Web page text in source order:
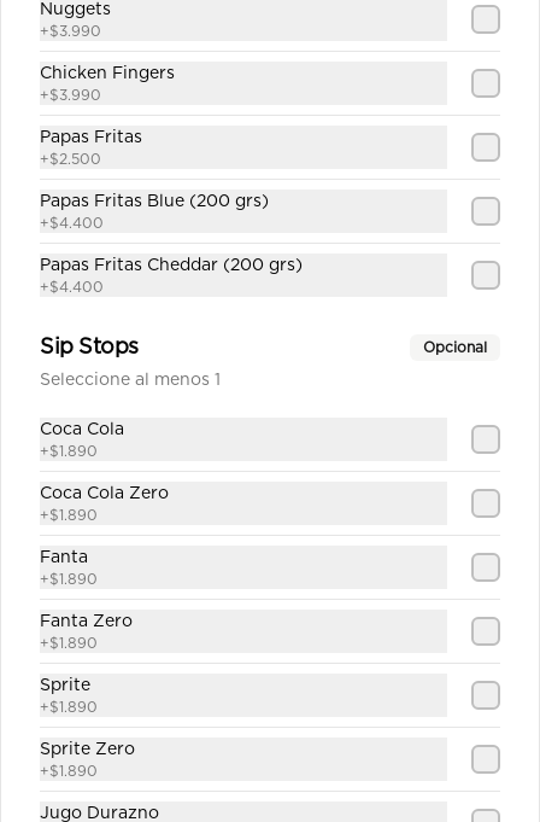
Sprite
Nuggets
+$3.990
Chicken Fingers
+$3.990
Papas Fritas
+$2.500
Papas Fritas Blue (200 grs)
+$4.400
Papas Fritas Cheddar (200 grs)
+$4.400
Sip Stops Opcional
Seleccione al menos 1
Coca Cola
+$1.890
Coca Cola Zero
+$1.890
Fanta
+$1.890
Fanta Zero
+$1.890
Sprite
+$1.890
Sprite Zero
+$1.890
Jugo Durazno